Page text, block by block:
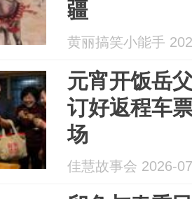
疆
黄丽搞笑小能手
元宵开饭岳
订好返程车
场
佳慧故事会 2026-